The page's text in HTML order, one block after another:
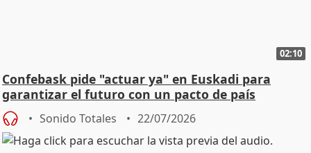
02:10
Confebask pide "actuar ya" en Euskadi para
garantizar el futuro con un pacto de país
Sonido Totales 22/07/2026